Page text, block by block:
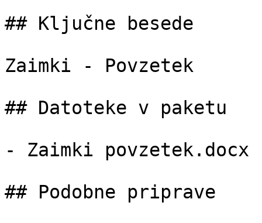
## Ključne besede
Zaimki - Povzetek
## Datoteke v paketu
- Zaimki
## Podobne priprave